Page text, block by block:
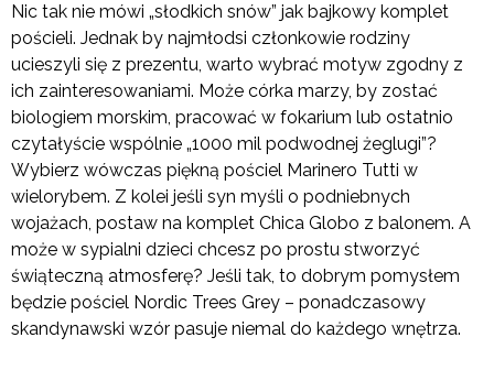
Nic tak nie mówi „słodkich snów” jak bajkowy komplet
pościeli. Jednak by najmłodsi członkowie rodziny
ucieszyli się z prezentu, warto wybrać motyw zgodny z
ich zainteresowaniami. Może córka marzy, by zostać
biologiem morskim, pracować w fokarium lub ostatnio
czytałyście wspólnie „1000 mil podwodnej żeglugi”?
Wybierz wówczas piękną pościel Marinero Tutti w
wielorybem. Z kolei jeśli syn myśli o podniebnych
wojażach, postaw na komplet Chica Globo z balonem. A
może w sypialni dzieci chcesz po prostu stworzyć
świąteczną atmosferę? Jeśli tak, to dobrym pomysłem
będzie pościel Nordic Trees Grey – ponadczasowy
skandynawski wzór pasuje niemal do każdego wnętrza.